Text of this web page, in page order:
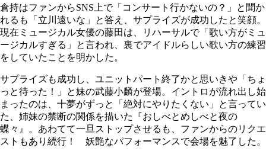
倉持はファンからSNS上で「コンサート行かないの？」と聞か
れるも「立川遠いな」と答え、サプライズが成功したと笑顔。
現在ミュージカル女優の藤田は、リハーサルで「歌い方がミュ
ージカルすぎる」と言われ、裏でアイドルらしい歌い方の練習
をしていたことを明かした。
サプライズも成功し、ユニットパート終了かと思いきや「ちょ
っと待った！」と妹の武藤小麟が登場。イントロが流れ出し始
まったのは、十夢がずっと「絶対にやりたくない」と言ってい
た、姉妹の禁断の関係を描いた『おしべとめしべと夜の
蝶々』。あわてて一旦ストップさせるも、ファンからのリクエ
ストもあり続行！ 妖艶なパフォーマンスで会場を魅了した。